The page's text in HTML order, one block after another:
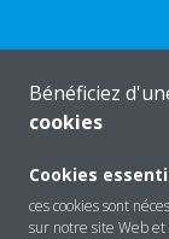
Bénéficiez
cookies
Cookies
ces cookies sont
sur notre site Web et